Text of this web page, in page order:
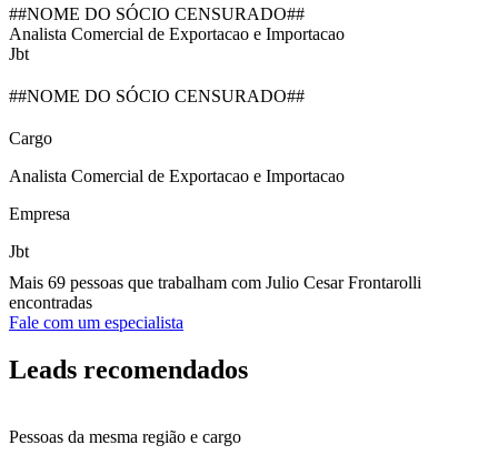
##NOME DO SÓCIO CENSURADO##
Analista Comercial de Exportacao e Importacao
Jbt
##NOME DO SÓCIO CENSURADO##
Cargo
Analista Comercial de Exportacao e Importacao
Empresa
Jbt
Mais 69 pessoas que trabalham com Julio Cesar Frontarolli
encontradas
Fale com um especialista
Leads recomendados
Pessoas da mesma região e cargo